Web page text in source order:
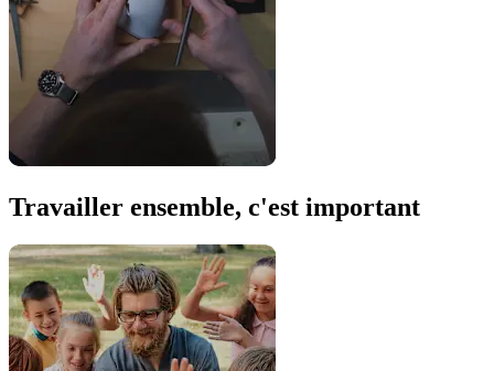
Travailler ensemble, c'est important